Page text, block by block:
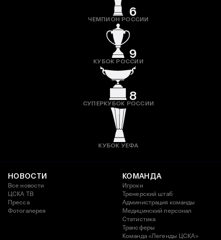
6
ЧЕМПИОН РОССИИ
9
КУБОК РОССИИ
8
СУПЕРКУБОК РОССИИ
КУБОК УЕФА
НОВОСТИ
Все новости
ЦСКА ТВ
Пресса
Фотогалерея
КОМАНДА
Игроки
Тренерский штаб
Администрация команды
Медицинский персонал
Статистика
Трансферы
Команда «Легенды ЦСКА»